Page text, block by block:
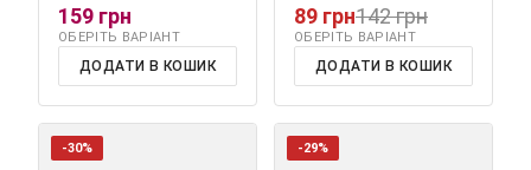
159 грн
ОБЕРІТЬ ВАРІАНТ
ДОДАТИ В КОШИК
89 грн142 грн
ОБЕРІТЬ ВАРІАНТ
ДОДАТИ В КОШИК
-30% -29%